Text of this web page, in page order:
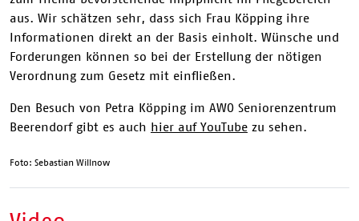
aus. Wir schätzen sehr, dass sich Frau Köpping ihre
Informationen direkt an der Basis einholt. Wünsche und
Forderungen können so bei der Erstellung der nötigen
Verordnung zum Gesetz mit einfließen.
Den Besuch von Petra Köpping im AWO Seniorenzentrum
Beerendorf gibt es auch hier auf YouTube zu sehen.
Foto: Sebastian Willnow